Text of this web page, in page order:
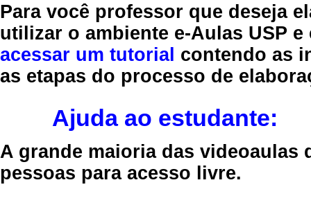
Para você professor que deseja
utilizar o ambiente e-Aulas USP
acessar um tutorial contendo as
as etapas do processo de
Ajuda ao estudante:
A grande maioria das videoaulas
pessoas para acesso livre.